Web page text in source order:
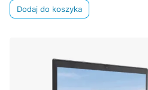
Dodaj do koszyka